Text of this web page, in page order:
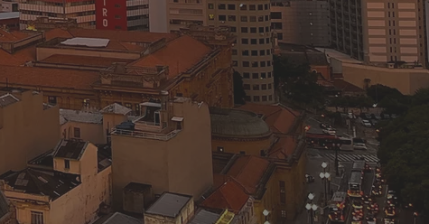
jurídica gratuita à
de São Paulo.